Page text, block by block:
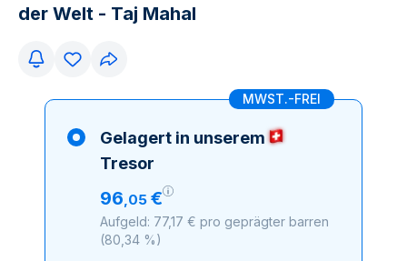
der Welt - Taj Mahal
MWST.-FREI
Gelagert in unserem
Tresor
96,05 €
Aufgeld: 77,17 € pro geprägter barren
(80,34 %)